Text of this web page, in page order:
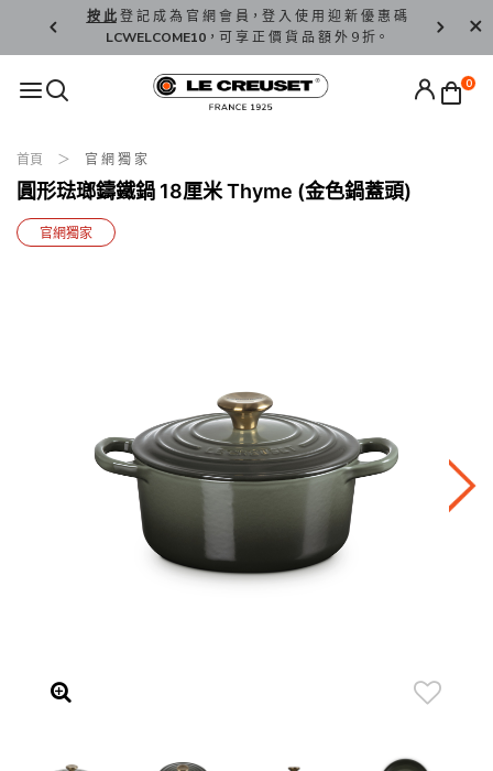
按 此登 記 成 為 官 網 會 員，登 入 使 用 迎 新 優 惠 碼
LCWELCOME10，可 享 正 價 貨 品 額 外 9 折。
香 港 / 澳
0
首頁 官 網 獨 家
圓形琺瑯鑄鐵鍋 18厘米 Thyme (金色鍋蓋頭)
官網獨家